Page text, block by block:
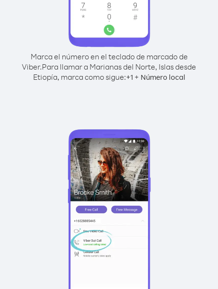
Marca el número en el teclado de marcado de
Viber.Para llamar a Marianas del Norte, Islas desde
Etiopía, marca como sigue:+1+ Número local